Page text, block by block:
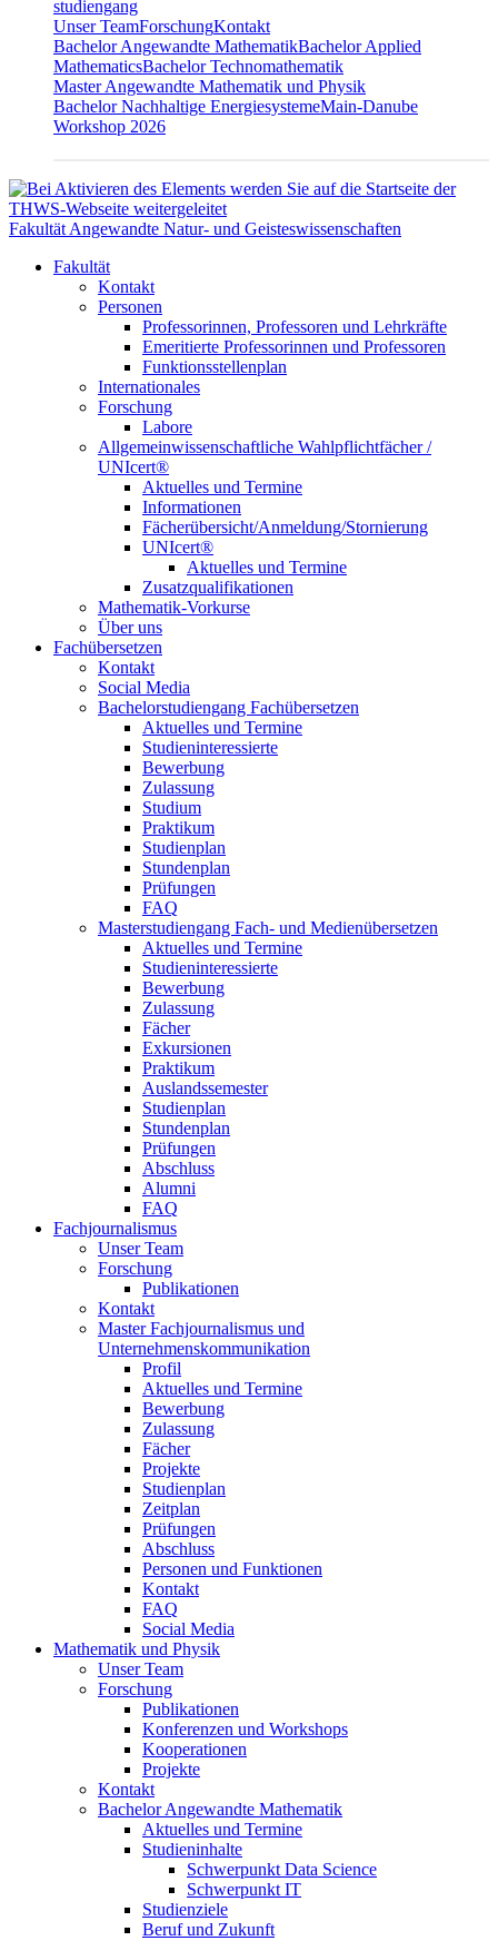
studiengang
Unser TeamForschungKontakt
Bachelor Angewandte MathematikBachelor Applied
MathematicsBachelor Technomathematik
Master Angewandte Mathematik und Physik
Bachelor Nachhaltige EnergiesystemeMain-Danube
Workshop 2026
Fakultät Angewandte Natur- und Geisteswissenschaften
Fakultät
Kontakt
Personen
Professorinnen, Professoren und Lehrkräfte
Emeritierte Professorinnen und Professoren
Funktionsstellenplan
Internationales
Forschung
Labore
Allgemeinwissenschaftliche Wahlpflichtfächer /
UNIcert®
Aktuelles und Termine
Informationen
Fächerübersicht/Anmeldung/Stornierung
UNIcert®
Aktuelles und Termine
Zusatzqualifikationen
Mathematik-Vorkurse
Über uns
Fachübersetzen
Kontakt
Social Media
Bachelorstudiengang Fachübersetzen
Aktuelles und Termine
Studieninteressierte
Bewerbung
Zulassung
Studium
Praktikum
Studienplan
Stundenplan
Prüfungen
FAQ
Masterstudiengang Fach- und Medienübersetzen
Aktuelles und Termine
Studieninteressierte
Bewerbung
Zulassung
Fächer
Exkursionen
Praktikum
Auslandssemester
Studienplan
Stundenplan
Prüfungen
Abschluss
Alumni
FAQ
Fachjournalismus
Unser Team
Forschung
Publikationen
Kontakt
Master Fachjournalismus und
Unternehmenskommunikation
Profil
Aktuelles und Termine
Bewerbung
Zulassung
Fächer
Projekte
Studienplan
Zeitplan
Prüfungen
Abschluss
Personen und Funktionen
Kontakt
FAQ
Social Media
Mathematik und Physik
Unser Team
Forschung
Publikationen
Konferenzen und Workshops
Kooperationen
Projekte
Kontakt
Bachelor Angewandte Mathematik
Aktuelles und Termine
Studieninhalte
Schwerpunkt Data Science
Schwerpunkt IT
Studienziele
Beruf und Zukunft